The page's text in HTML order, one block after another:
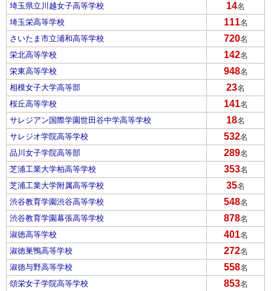
埼玉県立川越女子高等学校
14名
埼玉栄高等学校
111名
さいたま市立浦和高等学校
720名
栄北高等学校
142名
栄東高等学校
948名
相模女子大学高等部
23名
桜丘高等学校
141名
サレジアン国際学園世田谷中学高等学校
18名
サレジオ学院高等学校
532名
品川女子学院高等部
289名
芝浦工業大学柏高等学校
353名
芝浦工業大学附属高等学校
35名
渋谷教育学園渋谷高等学校
548名
渋谷教育学園幕張高等学校
878名
淑徳高等学校
401名
淑徳巣鴨高等学校
272名
淑徳与野高等学校
558名
頌栄女子学院高等学校
853名